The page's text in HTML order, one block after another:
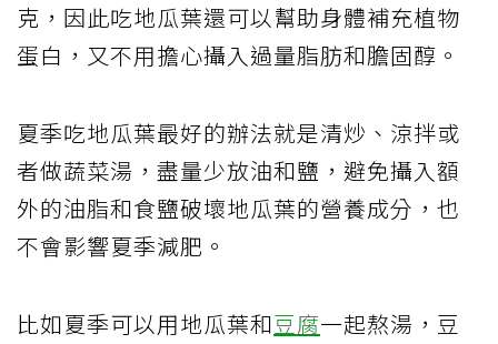
克，因此吃地瓜葉還可以幫助身體補充植物
蛋白，又不用擔心攝入過量脂肪和膽固醇。
夏季吃地瓜葉最好的辦法就是清炒、涼拌或
者做蔬菜湯，盡量少放油和鹽，避免攝入額
外的油脂和食鹽破壞地瓜葉的營養成分，也
不會影響夏季減肥。
比如夏季可以用地瓜葉和豆腐一起熬湯，豆